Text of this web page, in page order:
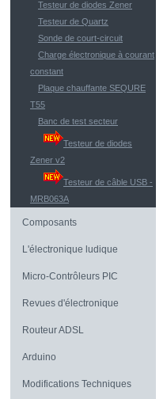
Testeur de diodes Zener
Testeur de Quartz
Sonde de court-circuit
Charge électronique à courant
constant
Plaque chauffante SEQURE
T55
Banc de test secteur
Testeur de diodes
Zener v2
Testeur de câble USB -
MRB063A
Composants
L'électronique ludique
Micro-Contrôleurs PIC
Revues d'électronique
Routeur ADSL
Arduino
Modifications Techniques